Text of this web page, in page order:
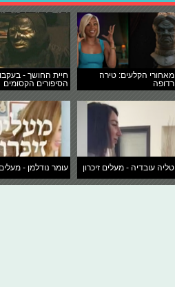
מאחורי הקלעים: טירה
רדופה
חיית החושך -
הסיפורים הקסומים
טליה עובדיה - מעלים זיכרון עומר נודלמן - מעלים